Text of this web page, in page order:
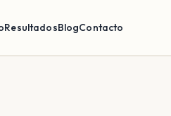
ResultadosBlogContacto